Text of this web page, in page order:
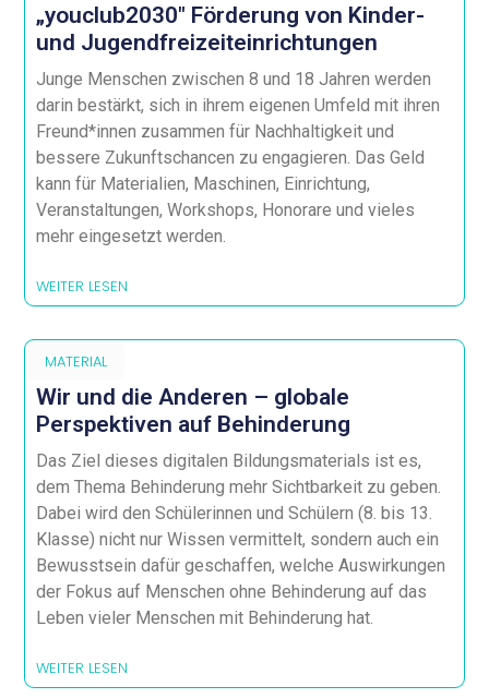
„youclub2030″ Förderung von Kinder-
und Jugendfreizeiteinrichtungen
Junge Menschen zwischen 8 und 18 Jahren werden
darin bestärkt, sich in ihrem eigenen Umfeld mit ihren
Freund*innen zusammen für Nachhaltigkeit und
bessere Zukunftschancen zu engagieren. Das Geld
kann für Materialien, Maschinen, Einrichtung,
Veranstaltungen, Workshops, Honorare und vieles
mehr eingesetzt werden.
WEITER LESEN
MATERIAL
Wir und die Anderen – globale
Perspektiven auf Behinderung
Das Ziel dieses digitalen Bildungsmaterials ist es,
dem Thema Behinderung mehr Sichtbarkeit zu geben.
Dabei wird den Schülerinnen und Schülern (8. bis 13.
Klasse) nicht nur Wissen vermittelt, sondern auch ein
Bewusstsein dafür geschaffen, welche Auswirkungen
der Fokus auf Menschen ohne Behinderung auf das
Leben vieler Menschen mit Behinderung hat.
WEITER LESEN